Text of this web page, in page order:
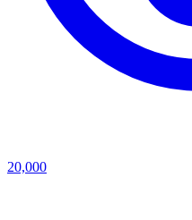
20,000